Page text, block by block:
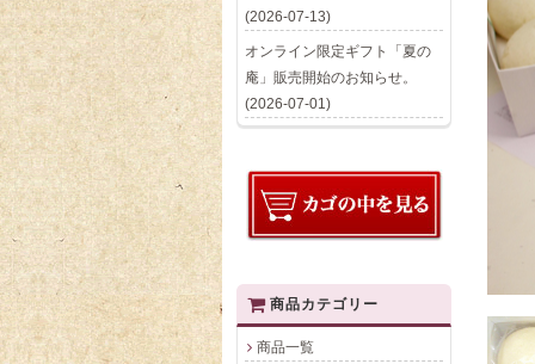
(2026-07-13)
オンライン限定ギフト「夏の
庵」販売開始のお知らせ。
(2026-07-01)
商品カテゴリー
商品一覧